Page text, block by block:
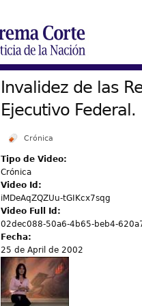
Invalidez de las
Ejecutivo Federal.
Crónica
Tipo de Video:
Crónica
Video Id:
iMDeAqZQZUu-tGIKcx7sqg
Video Full Id:
02dec088-50a6-4b65-beb4-
Fecha:
25 de April de 2002